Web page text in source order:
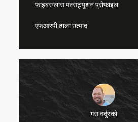
फाइबरग्लास पल्सट्र्यूशन प्रोफाइल
एफआरपी ढाला उत्पाद
गस वर्दुस्को